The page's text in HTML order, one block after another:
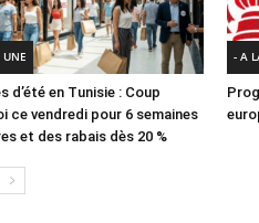
d’été en Tunisie : Coup
ce vendredi pour 6 semaines
et des rabais dès 20 %
- A